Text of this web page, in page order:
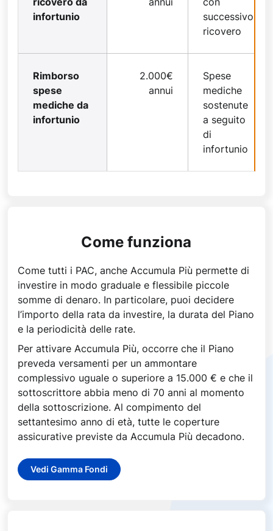
infortunio
successivo
ricovero
Rimborso
spese
mediche da
infortunio
2.000€
annui
Spese
mediche
sostenute
a seguito
di
infortunio
Come funziona
Come tutti i PAC, anche Accumula Più permette di
investire in modo graduale e flessibile piccole
somme di denaro. In particolare, puoi decidere
l’importo della rata da investire, la durata del Piano
e la periodicità delle rate.
Per attivare Accumula Più, occorre che il Piano
preveda versamenti per un ammontare
complessivo uguale o superiore a 15.000 € e che il
sottoscrittore abbia meno di 70 anni al momento
della sottoscrizione. Al compimento del
settantesimo anno di età, tutte le coperture
assicurative previste da Accumula Più decadono.
Vedi Gamma Fondi